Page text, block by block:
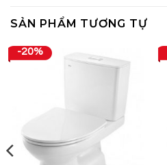
SẢN PHẨM TƯƠNG TỰ
-20%